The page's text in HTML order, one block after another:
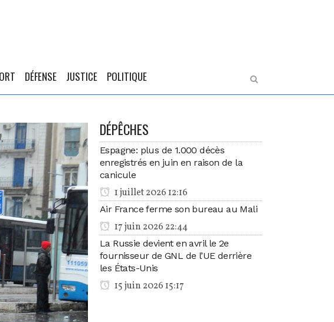
DÉFENSE JUSTICE POLITIQUE
DÉPÊCHES
Espagne: plus de 1.000 décès
enregistrés en juin en raison de la
canicule
1 juillet 2026 12:16
Air France ferme son bureau au Mali
17 juin 2026 22:44
La Russie devient en avril le 2e
fournisseur de GNL de l’UE derrière
les États-Unis
15 juin 2026 15:17